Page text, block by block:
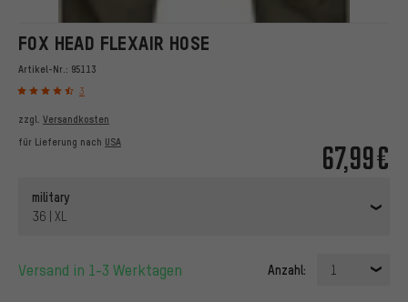
FOX HEAD FLEXAIR HOSE
Artikel-Nr.: 95113
3
67,99€
zzgl. Versandkosten
für Lieferung nach USA
military
36 | XL
Versand in 1-3 Werktagen Anzahl: 1